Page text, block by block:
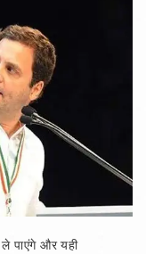
ले पाएंगे और यही